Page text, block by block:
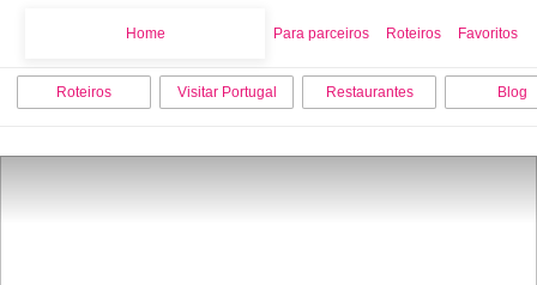
Home Para parceiros Roteiros Favoritos
Roteiros Visitar Portugal Restaurantes Blog